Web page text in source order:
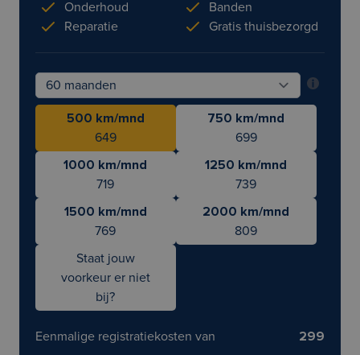
Onderhoud
Reparatie
Banden
Gratis thuisbezorgd
500 km/mnd
649
750 km/mnd
699
1000 km/mnd
719
1250 km/mnd
739
1500 km/mnd
769
2000 km/mnd
809
Staat jouw
voorkeur er niet
bij?
Eenmalige registratiekosten van
299